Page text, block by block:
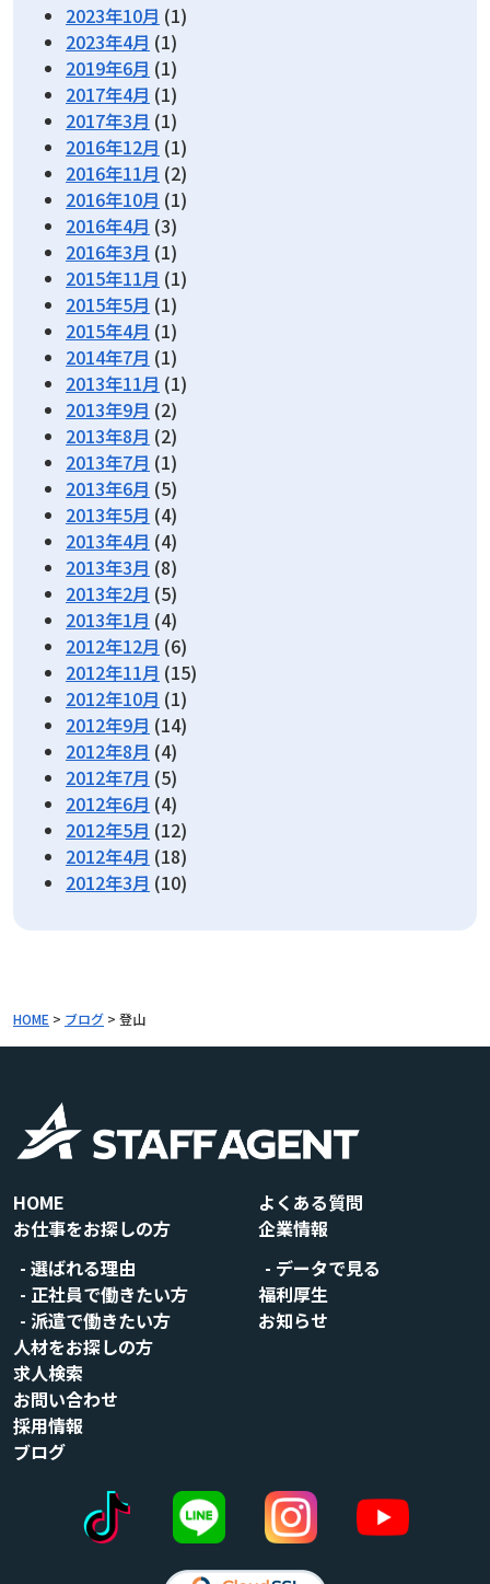
2023年10月 (1)
2023年4月 (1)
2019年6月 (1)
2017年4月 (1)
2017年3月 (1)
2016年12月 (1)
2016年11月 (2)
2016年10月 (1)
2016年4月 (3)
2016年3月 (1)
2015年11月 (1)
2015年5月 (1)
2015年4月 (1)
2014年7月 (1)
2013年11月 (1)
2013年9月 (2)
2013年8月 (2)
2013年7月 (1)
2013年6月 (5)
2013年5月 (4)
2013年4月 (4)
2013年3月 (8)
2013年2月 (5)
2013年1月 (4)
2012年12月 (6)
2012年11月 (15)
2012年10月 (1)
2012年9月 (14)
2012年8月 (4)
2012年7月 (5)
2012年6月 (4)
2012年5月 (12)
2012年4月 (18)
2012年3月 (10)
HOME > ブログ > 登山
HOME
お仕事をお探しの方
選ばれる理由
正社員で働きたい方
派遣で働きたい方
人材をお探しの方
求人検索
よくある質問
企業情報
データで見る
福利厚生
お知らせ
お問い合わせ
採用情報
ブログ